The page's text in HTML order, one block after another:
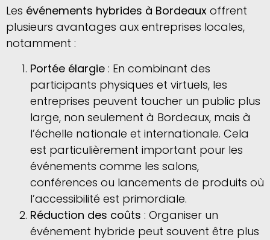
Les événements hybrides à Bordeaux offrent
plusieurs avantages aux entreprises locales,
notamment :
Portée élargie : En combinant des
participants physiques et virtuels, les
entreprises peuvent toucher un public plus
large, non seulement à Bordeaux, mais à
l’échelle nationale et internationale. Cela
est particulièrement important pour les
événements comme les salons,
conférences ou lancements de produits où
l’accessibilité est primordiale.
Réduction des coûts : Organiser un
événement hybride peut souvent être plus